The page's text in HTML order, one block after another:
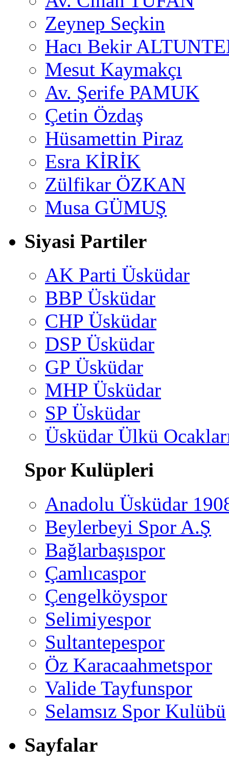
Zeynep Seçkin
Hacı Bekir
Mesut Kaymakçı
Av. Şerife PAMUK
Çetin Özdaş
Hüsamettin Piraz
Esra KİRİK
Zülfikar ÖZKAN
Musa GÜMUŞ
Siyasi Partiler
AK Parti Üsküdar
BBP Üsküdar
CHP Üsküdar
DSP Üsküdar
GP Üsküdar
MHP Üsküdar
SP Üsküdar
Üsküdar Ülkü
Spor Kulüpleri
Anadolu Üsküdar
Beylerbeyi Spor A.Ş
Bağlarbaşıspor
Çamlıcaspor
Çengelköyspor
Selimiyespor
Sultantepespor
Öz Karacaahmetspor
Valide Tayfunspor
Selamsız Spor Kulübü
Sayfalar